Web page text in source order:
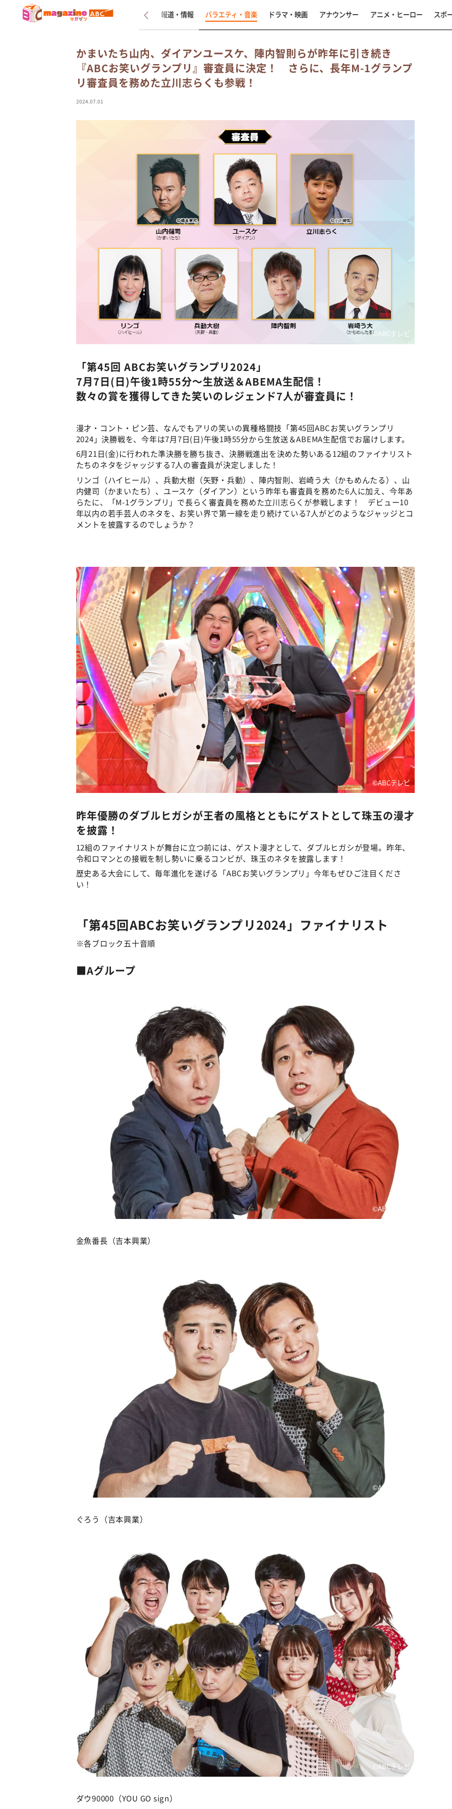
新着 インタビュー 報道・情報 バラエティ・音楽 ドラマ・映画 アナウンサー アニメ・ヒーロー スポ
かまいたち山内、ダイアンユースケ、陣内智則らが昨年に引き続き
『ABCお笑いグランプリ』審査員に決定！ さらに、長年M-1グランプ
リ審査員を務めた立川志らくも参戦！
2024.07.01
©ABCテレビ
「第45回 ABCお笑いグランプリ2024」
7月7日(日)午後1時55分～生放送＆ABEMA生配信！
数々の賞を獲得してきた笑いのレジェンド7人が審査員に！
漫才・コント・ピン芸、なんでもアリの笑いの異種格闘技「第45回ABCお笑いグランプリ
2024」決勝戦を、今年は7月7日(日)午後1時55分から生放送＆ABEMA生配信でお届けします。
6月21日(金)に行われた準決勝を勝ち抜き、決勝戦進出を決めた勢いある12組のファイナリスト
たちのネタをジャッジする7人の審査員が決定しました！
リンゴ（ハイヒール）、兵動大樹（矢野・兵動）、陣内智則、岩崎う大（かもめんたる）、山
内健司（かまいたち）、ユースケ（ダイアン）という昨年も審査員を務めた6人に加え、今年あ
らたに、「M-1グランプリ」で長らく審査員を務めた立川志らくが参戦します！ デビュー10
年以内の若手芸人のネタを、お笑い界で第一線を走り続けている7人がどのようなジャッジとコ
メントを披露するのでしょうか？
©ABCテレビ
昨年優勝のダブルヒガシが王者の風格とともにゲストとして珠玉の漫才
を披露！
12組のファイナリストが舞台に立つ前には、ゲスト漫才として、ダブルヒガシが登場。昨年、
令和ロマンとの接戦を制し勢いに乗るコンビが、珠玉のネタを披露します！
歴史ある大会にして、毎年進化を遂げる「ABCお笑いグランプリ」今年もぜひご注目くださ
い！
「第45回ABCお笑いグランプリ2024」ファイナリスト
※各ブロック五十音順
■Aグループ
©ABCテレビ
金魚番長（吉本興業）
©ABCテレビ
ぐろう（吉本興業）
©ABCテレビ
ダウ90000（YOU GO sign）